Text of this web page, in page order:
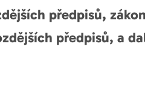
předpisů,
předpisů, a